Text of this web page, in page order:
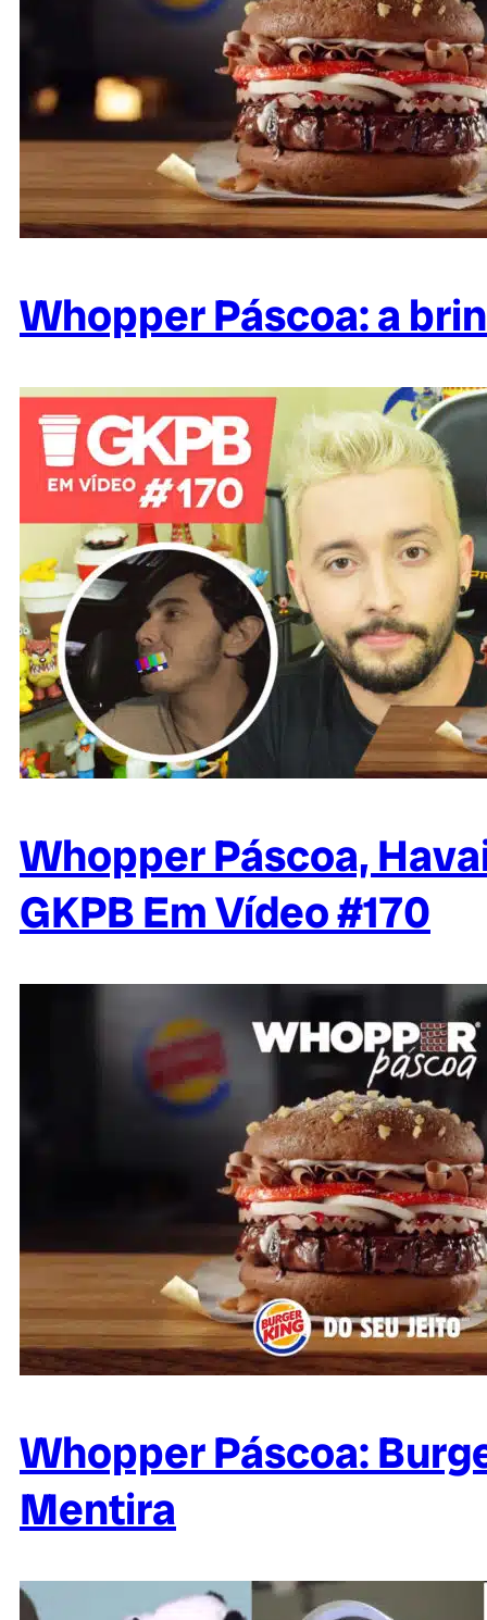
Whopper Páscoa: a
Whopper Páscoa,
GKPB Em Vídeo #170
Whopper Páscoa:
Mentira